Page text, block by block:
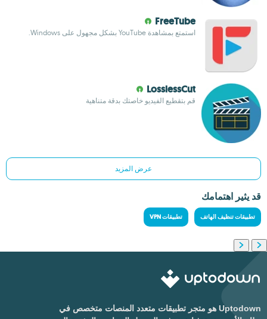
FreeTube
استمتع بمشاهدة YouTube بشكل مجهول على Windows.
LosslessCut
قم بتقطيع الفيديو خاصتك بدقة متناهية
عرض المزيد
قد يثير اهتمامك
تطبيقات تنظيف الهاتف تطبيقات VPN
Uptodown هو متجر تطبيقات متعدد المنصات متخصص في